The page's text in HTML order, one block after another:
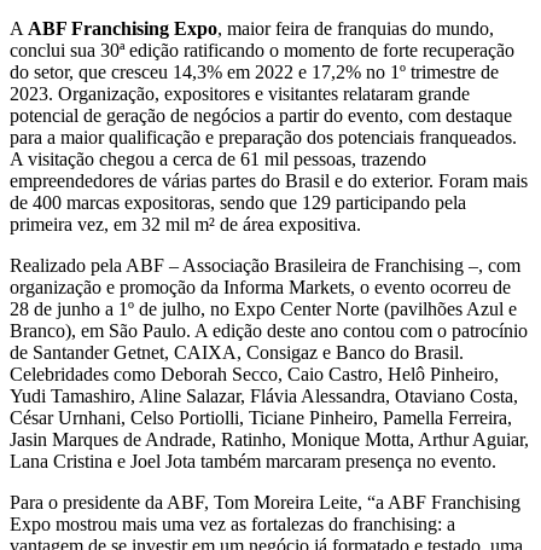
A ABF Franchising Expo, maior feira de franquias do mundo,
conclui sua 30ª edição ratificando o momento de forte recuperação
do setor, que cresceu 14,3% em 2022 e 17,2% no 1º trimestre de
2023. Organização, expositores e visitantes relataram grande
potencial de geração de negócios a partir do evento, com destaque
para a maior qualificação e preparação dos potenciais franqueados.
A visitação chegou a cerca de 61 mil pessoas, trazendo
empreendedores de várias partes do Brasil e do exterior. Foram mais
de 400 marcas expositoras, sendo que 129 participando pela
primeira vez, em 32 mil m² de área expositiva.
Realizado pela ABF – Associação Brasileira de Franchising –, com
organização e promoção da Informa Markets, o evento ocorreu de
28 de junho a 1º de julho, no Expo Center Norte (pavilhões Azul e
Branco), em São Paulo. A edição deste ano contou com o patrocínio
de Santander Getnet, CAIXA, Consigaz e Banco do Brasil.
Celebridades como Deborah Secco, Caio Castro, Helô Pinheiro,
Yudi Tamashiro, Aline Salazar, Flávia Alessandra, Otaviano Costa,
César Urnhani, Celso Portiolli, Ticiane Pinheiro, Pamella Ferreira,
Jasin Marques de Andrade, Ratinho, Monique Motta, Arthur Aguiar,
Lana Cristina e Joel Jota também marcaram presença no evento.
Para o presidente da ABF, Tom Moreira Leite, “a ABF Franchising
Expo mostrou mais uma vez as fortalezas do franchising: a